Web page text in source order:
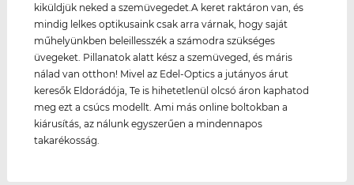
kiküldjük neked a szemüvegedet.A keret raktáron van, és
mindig lelkes optikusaink csak arra várnak, hogy saját
műhelyünkben beleillesszék a számodra szükséges
üvegeket. Pillanatok alatt kész a szemüveged, és máris
nálad van otthon! Mivel az Edel-Optics a jutányos árut
keresők Eldorádója, Te is hihetetlenül olcsó áron kaphatod
meg ezt a csúcs modellt. Ami más online boltokban a
kiárusítás, az nálunk egyszerűen a mindennapos
takarékosság.